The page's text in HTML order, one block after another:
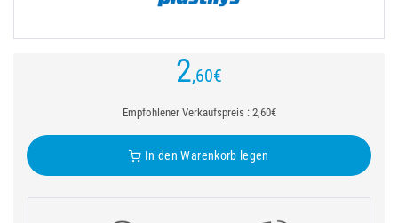
2,60€
Empfohlener Verkaufspreis : 2,60€
In den Warenkorb legen